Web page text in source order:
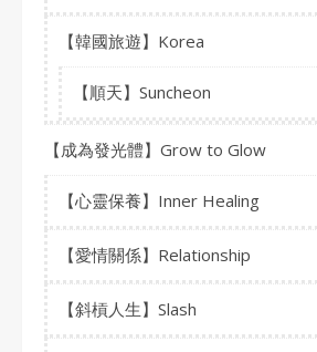
【韓國旅遊】Korea
【順天】Suncheon
【成為發光體】Grow to Glow
【心靈保養】Inner Healing
【愛情關係】Relationship
【斜槓人生】Slash